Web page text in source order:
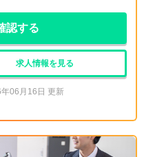
認する
求人情報を見る
06月16日 更新